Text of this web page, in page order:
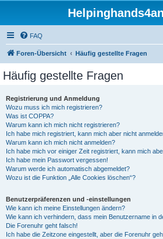
FAQ
Foren-Übersicht Häufig gestellte Fragen
Häufig gestellte Fragen
Registrierung und Anmeldung
Wozu muss ich mich registrieren?
Was ist COPPA?
Warum kann ich mich nicht registrieren?
Ich habe mich registriert, kann mich aber nicht
Warum kann ich mich nicht anmelden?
Ich habe mich vor einiger Zeit registriert, kann mich
Ich habe mein Passwort vergessen!
Warum werde ich automatisch abgemeldet?
Wozu ist die Funktion „Alle Cookies löschen“?
Benutzerpräferenzen und -einstellungen
Wie kann ich meine Einstellungen ändern?
Wie kann ich verhindern, dass mein Benutzername in
Die Forenuhr geht falsch!
Ich habe die Zeitzone eingestellt, aber die Forenuhr